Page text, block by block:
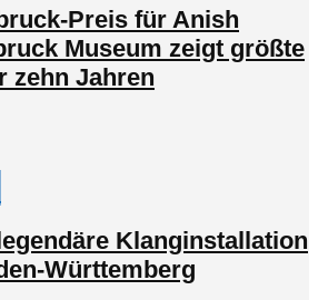
Preis für Anish
Museum zeigt größte
zehn Jahren
Klanginstallation
Württemberg